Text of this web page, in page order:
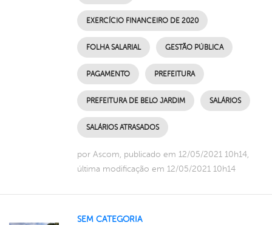
EXERCÍCIO FINANCEIRO DE 2020
FOLHA SALARIAL GESTÃO PÚBLICA
PAGAMENTO PREFEITURA
PREFEITURA DE BELO JARDIM SALÁRIOS
SALÁRIOS ATRASADOS
por Ascom, publicado em 12/05/2021 10h14,
última modificação em 12/05/2021 10h14
SEM CATEGORIA